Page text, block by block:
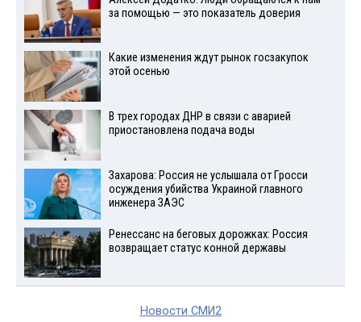
за помощью — это показатель доверия
Какие изменения ждут рынок госзакупок
этой осенью
В трех городах ДНР в связи с аварией
приостановлена подача воды
Захарова: Россия не услышала от Гросси
осуждения убийства Украиной главного
инженера ЗАЭС
Ренессанс на беговых дорожках: Россия
возвращает статус конной державы
Новости СМИ2